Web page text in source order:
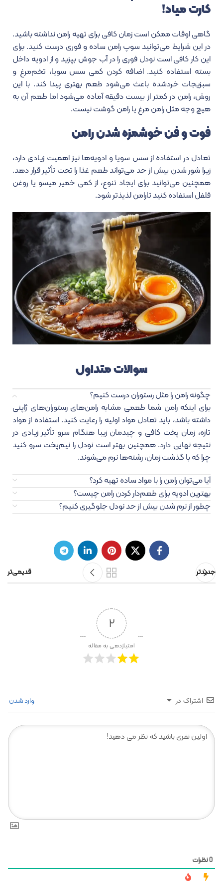
کارت میاد!
گاهی اوقات ممکن است زمان کافی برای تهیه رامن نداشته باشید.
در این شرایط می‌توانید سوپ رامن ساده و فوری درست کنید. برای
این کار کافی است نودل فوری را در آب جوش بپزید و از ادویه داخل
بسته استفاده کنید. اضافه کردن کمی سس سویا، تخم‌مرغ و
سبزیجات خردشده باعث می‌شود طعم بهتری پیدا کند. با این
روش، رامن در کمتر از بیست دقیقه آماده می‌شود اما طعم آن به
هیچ وجه مثل رامن مرغ یا رامن گوشت نیست.
فوت و فن خوشمزه شدن رامن
تعادل در استفاده از سس سویا و ادویه‌ها نیز اهمیت زیادی دارد،
زیرا شور شدن بیش از حد می‌تواند طعم غذا را تحت تأثیر قرار دهد.
همچنین می‌توانید برای ایجاد تنوع، از کمی خمیر میسو یا روغن
فلفل استفاده کنید تارامن لذیذتر شود.
سوالات متداول
چگونه رامن را مثل رستوران درست کنیم؟
برای اینکه رامن شما طعمی مشابه رامن‌های رستوران‌های ژاپنی
داشته باشد، باید تعادل مواد اولیه را رعایت کنید. استفاده از مواد
تازه، زمان پخت کافی و چیدمان زیبا هنگام سرو تأثیر زیادی در
نتیجه نهایی دارد. همچنین بهتر است نودل را نیم‌پخت سرو کنید
چرا که با گذشت زمان، رشته‌ها نرم می‌شوند.
آیا می‌توان رامن را با مواد ساده تهیه کرد؟
بهترین ادویه برای طعم‌دار کردن رامن چیست؟
چطور از نرم شدن بیش از حد نودل جلوگیری کنیم؟
جدیدتر قدیمی‌تر
2
امتیازدهی به مقاله
اشتراک در وارد شدن
0نظرات